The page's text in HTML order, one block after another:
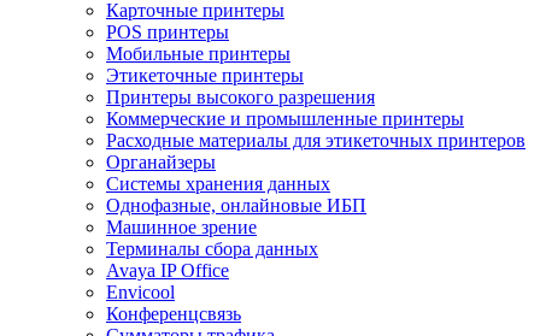
Карточные принтеры
POS принтеры
Мобильные принтеры
Этикеточные принтеры
Принтеры высокого разрешения
Коммерческие и промышленные принтеры
Расходные материалы для этикеточных принтеров
Органайзеры
Системы хранения данных
Однофазные, онлайновые ИБП
Машинное зрение
Терминалы сбора данных
Avaya IP Office
Envicool
Конференцсвязь